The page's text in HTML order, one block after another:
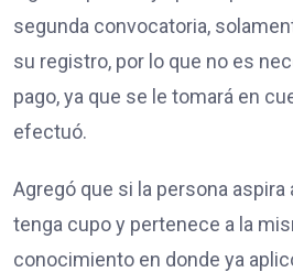
segunda convocatoria,
su registro, por lo que no es
pago, ya que se le tomará en
efectuó.
Agregó que si la persona aspira
tenga cupo y pertenece a la
conocimiento en donde ya